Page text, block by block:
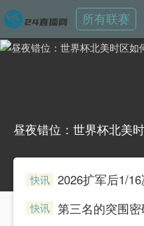
所有联赛
快讯
快讯